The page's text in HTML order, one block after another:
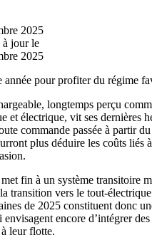
2025
à jour le
2025
année pour profiter du régime
longtemps perçu
et électrique, vit ses dernières
commande passée à partir du
plus déduire les coûts liés
.
fin à un système transitoire
transition vers le tout-
de 2025 constituent donc
envisagent encore d’intégrer
leur flotte.